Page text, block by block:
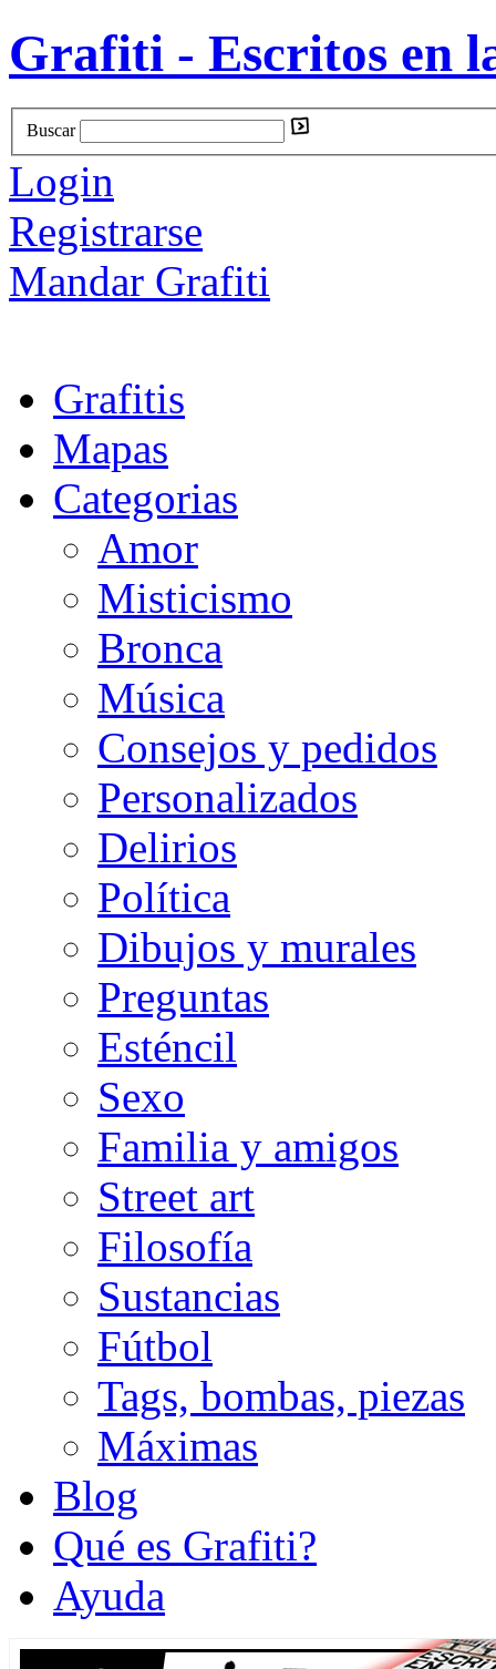
Grafiti - Escritos en
Buscar
Login
Registrarse
Mandar Grafiti
Grafitis
Mapas
Categorias
Amor
Misticismo
Bronca
Música
Consejos y pedidos
Personalizados
Delirios
Política
Dibujos y murales
Preguntas
Esténcil
Sexo
Familia y amigos
Street art
Filosofía
Sustancias
Fútbol
Tags, bombas, piezas
Máximas
Blog
Qué es Grafiti?
Ayuda